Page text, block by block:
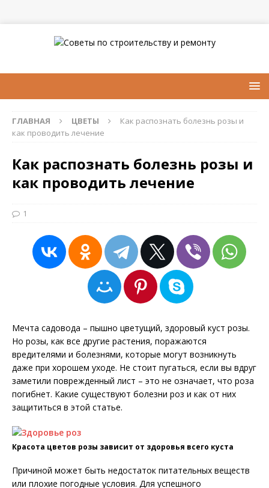
ГЛАВНАЯ ЦВЕТЫ
Как распознать болезнь розы и
как проводить лечение
Как распознать болезнь розы и
как проводить лечение
1
Мечта садовода – пышно цветущий, здоровый куст розы.
Но розы, как все другие растения, поражаются
вредителями и болезнями, которые могут возникнуть
даже при хорошем уходе. Не стоит пугаться, если вы вдруг
заметили поврежденный лист – это не означает, что роза
погибнет. Какие существуют болезни роз и как от них
защититься в этой статье.
Красота цветов розы зависит от здоровья всего куста
Причиной может быть недостаток питательных веществ
или плохие погодные условия. Для успешного